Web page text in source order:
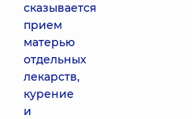
сказывается
прием
матерью
отдельных
лекарств,
курение
и